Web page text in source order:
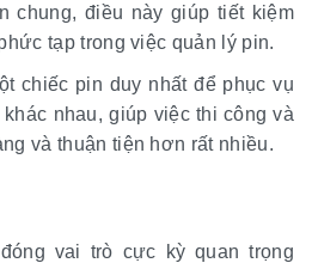
chung, điều này giúp tiết kiệm
tạp trong việc quản lý pin.
chiếc pin duy nhất để phục vụ
nhau, giúp việc thi công và
và thuận tiện hơn rất nhiều.
vai trò cực kỳ quan trọng